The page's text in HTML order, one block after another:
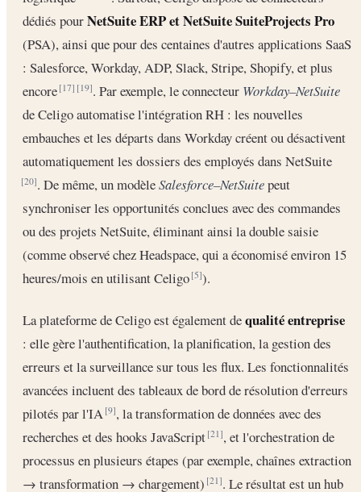
dédiés pourNetSuite ERP et NetSuite SuiteProjects Pro
(PSA), ainsi que pour des centaines d'autres applications SaaS
: Salesforce, Workday, ADP, Slack, Stripe, Shopify, et plus
encore[17] [19]. Par exemple, le connecteur Workday–NetSuite
de Celigo automatise l'intégration RH : les nouvelles
embauches et les départs dans Workday créent ou désactivent
automatiquement les dossiers des employés dans NetSuite
[20]. De même, un modèleSalesforce–NetSuitepeut
synchroniser les opportunités conclues avec des commandes
ou des projets NetSuite, éliminant ainsi la double saisie
(comme observé chez Headspace, qui a économisé environ 15
heures/mois en utilisant Celigo[5]).
La plateforme de Celigo est également dequalité entreprise
: elle gère l'authentification, la planification, la gestion des
erreurs et la surveillance sur tous les flux. Les fonctionnalités
avancées incluent des tableaux de bord de résolution d'erreurs
pilotés par l'IA[9], la transformation de données avec des
recherches et des hooks JavaScript[21], et l'orchestration de
processus en plusieurs étapes (par exemple, chaînes extraction
→ transformation → chargement)[21]. Le résultat est un hub